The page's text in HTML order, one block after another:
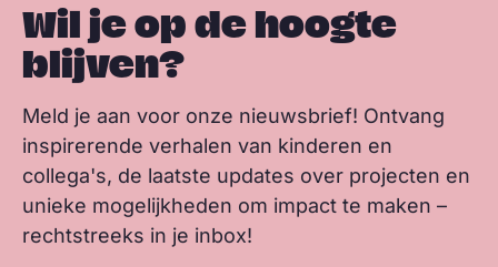
Wil je op de hoogte
blijven?
Meld je aan voor onze nieuwsbrief! Ontvang
inspirerende verhalen van kinderen en
collega's, de laatste updates over projecten en
unieke mogelijkheden om impact te maken –
rechtstreeks in je inbox!